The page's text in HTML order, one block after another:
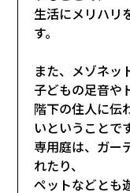
生活にメリハリ
す。
また、メゾネッ
子どもの足音や
階下の住人に伝
いということです
専用庭は、ガー
れたり、
ペットなどとも